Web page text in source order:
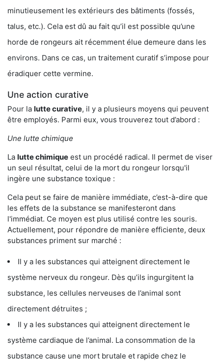
minutieusement les extérieurs des bâtiments (fossés,
talus, etc.). Cela est dû au fait qu’il est possible qu’une
horde de rongeurs ait récemment élue demeure dans les
environs. Dans ce cas, un traitement curatif s’impose pour
éradiquer cette vermine.
Une action curative
Pour la lutte curative, il y a plusieurs moyens qui peuvent
être employés. Parmi eux, vous trouverez tout d’abord :
Une lutte chimique
La lutte chimique est un procédé radical. Il permet de viser
un seul résultat, celui de la mort du rongeur lorsqu'il
ingère une substance toxique :
Cela peut se faire de manière immédiate, c’est-à-dire que
les effets de la substance se manifesteront dans
l'immédiat. Ce moyen est plus utilisé contre les souris.
Actuellement, pour répondre de manière efficiente, deux
substances priment sur marché :
Il y a les substances qui atteignent directement le
système nerveux du rongeur. Dès qu’ils ingurgitent la
substance, les cellules nerveuses de l’animal sont
directement détruites ;
Il y a les substances qui atteignent directement le
système cardiaque de l’animal. La consommation de la
substance cause une mort brutale et rapide chez le